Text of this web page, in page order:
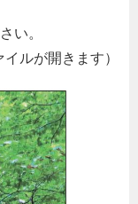
い。
ルが開きます）